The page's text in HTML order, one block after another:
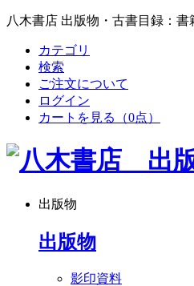
八木書店 出版物・古書目録：
カテゴリ
検索
ご注文について
ログイン
カートを見る
（0点）
出版物
出版物
影印資料